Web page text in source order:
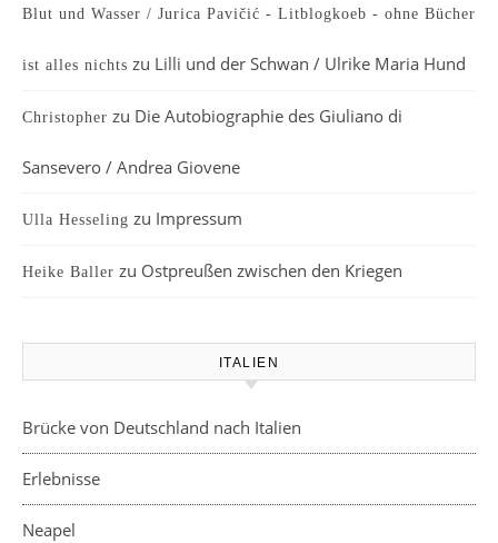
Blut und Wasser / Jurica Pavičić - Litblogkoeb - ohne Bücher
ist alles nichts zu Lilli und der Schwan / Ulrike Maria Hund
Christopher zu Die Autobiographie des Giuliano di
Sansevero / Andrea Giovene
Ulla Hesseling zu Impressum
Heike Baller zu Ostpreußen zwischen den Kriegen
ITALIEN
Brücke von Deutschland nach Italien
Erlebnisse
Neapel